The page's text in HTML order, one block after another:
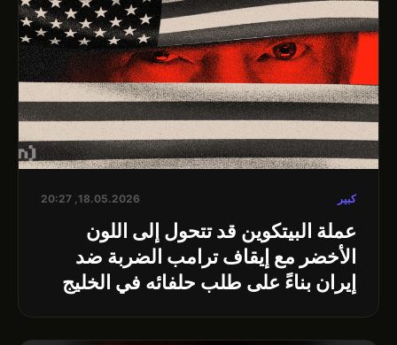
كبير 18.05.2026, 20:27
عملة البيتكوين قد تتحول إلى اللون
الأخضر مع إيقاف ترامب الضربة ضد
إيران بناءً على طلب حلفائه في الخليج